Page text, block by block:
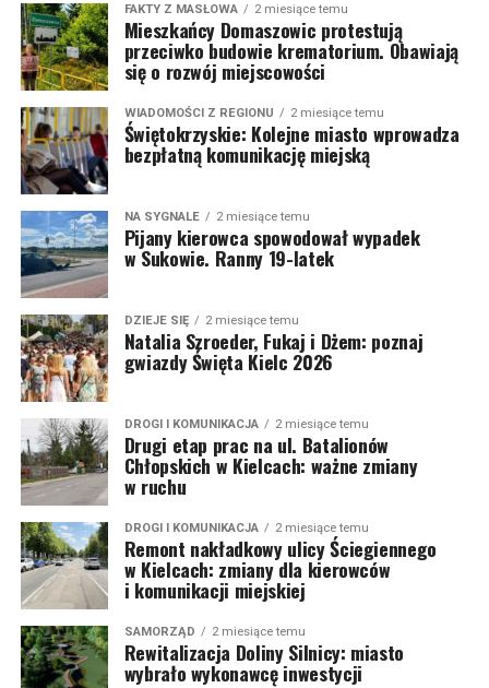
FAKTY Z MASŁOWA 2 miesiące temu
Mieszkańcy Domaszowic protestują
przeciwko budowie krematorium. Obawiają
się o rozwój miejscowości
WIADOMOŚCI Z REGIONU 2 miesiące temu
Świętokrzyskie: Kolejne miasto wprowadza
bezpłatną komunikację miejską
NA SYGNALE 2 miesiące temu
Pijany kierowca spowodował wypadek
w Sukowie. Ranny 19-latek
DZIEJE SIĘ 2 miesiące temu
Natalia Szroeder, Fukaj i Dżem: poznaj
gwiazdy Święta Kielc 2026
DROGI I KOMUNIKACJA 2 miesiące temu
Drugi etap prac na ul. Batalionów
Chłopskich w Kielcach: ważne zmiany
w ruchu
DROGI I KOMUNIKACJA 2 miesiące temu
Remont nakładkowy ulicy Ściegiennego
w Kielcach: zmiany dla kierowców
i komunikacji miejskiej
SAMORZĄD 2 miesiące temu
Rewitalizacja Doliny Silnicy: miasto
wybrało wykonawcę inwestycji